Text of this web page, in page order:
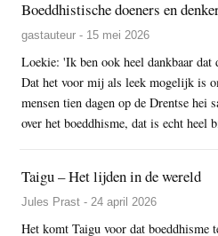
Boeddhistische doeners en
gastauteur - 15 mei 2026
Loekie: 'Ik ben ook heel dankbaar
Dat het voor mij als leek mogelijk is
mensen tien dagen op de Drentse hei
over het boeddhisme, dat is echt heel
Taigu – Het lijden in de wereld
Jules Prast - 24 april 2026
Het komt Taigu voor dat boeddhisme